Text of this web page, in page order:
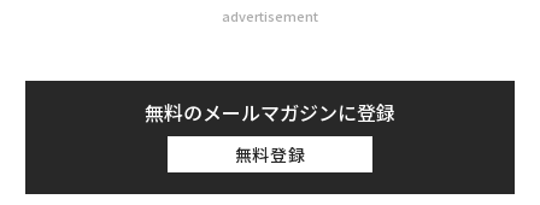
advertisement
無料のメールマガジンに登録
無料登録